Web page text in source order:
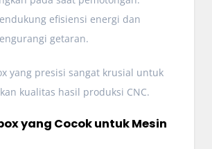
efisiensi energi dan
getaran.
yang presisi sangat krusial untuk
kualitas hasil produksi CNC.
yang Cocok untuk Mesin